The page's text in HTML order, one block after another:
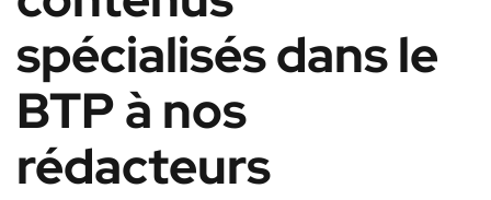
spécialisés dans le
BTP à nos
rédacteurs